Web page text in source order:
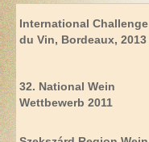
International Challenge
du Vin, Bordeaux, 2013
32. National Wein
Wettbewerb 2011